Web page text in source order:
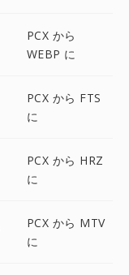
PCX から
WEBP に
PCX から FTS
に
PCX から HRZ
に
PCX から MTV
に